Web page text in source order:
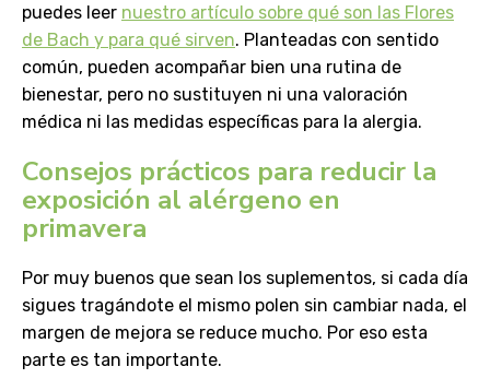
puedes leer nuestro artículo sobre qué son las Flores
de Bach y para qué sirven. Planteadas con sentido
común, pueden acompañar bien una rutina de
bienestar, pero no sustituyen ni una valoración
médica ni las medidas específicas para la alergia.
Consejos prácticos para reducir la
exposición al alérgeno en
primavera
Por muy buenos que sean los suplementos, si cada día
sigues tragándote el mismo polen sin cambiar nada, el
margen de mejora se reduce mucho. Por eso esta
parte es tan importante.